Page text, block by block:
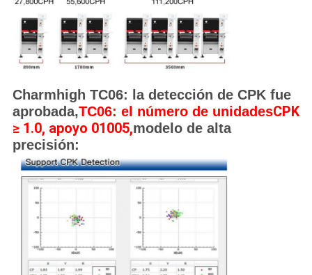
Charmhigh TC06: la detección de CPK fue
aprobada,TC06: el número de unidadesCPK
≥ 1.0, apoyo 01005,modelo de alta
precisión: